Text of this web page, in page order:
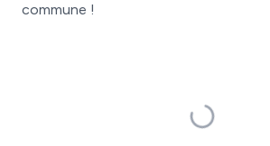
commune !